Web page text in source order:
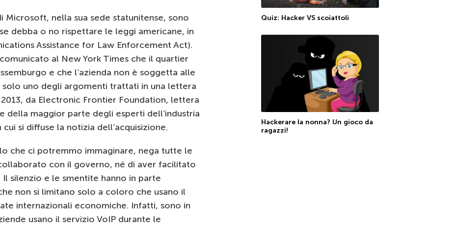
Microsoft, nella sua sede statunitense, sono
debba o no rispettare le leggi americane, in
Assistance for Law Enforcement Act).
al New York Times che il quartier
e che l’azienda non è soggetta alle
solo uno degli argomenti trattati in una lettera
da Electronic Frontier Foundation, lettera
della maggior parte degli esperti dell’industria
si diffuse la notizia dell’acquisizione.
che ci potremmo immaginare, nega tutte le
con il governo, né di aver facilitato
silenzio e le smentite hanno in parte
non si limitano solo a coloro che usano il
internazionali economiche. Infatti, sono in
usano il servizio VoIP durante le
Quiz: Hacker VS scoiattoli
Hackerare la nonna? Un gioco da
ragazzi!